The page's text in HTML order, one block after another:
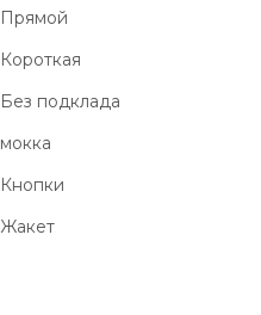
Прямой
Короткая
Без подклада
мокка
Кнопки
Жакет